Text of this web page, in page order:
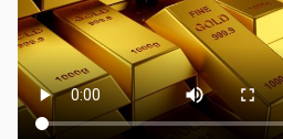
Giáo dục
Về chúng tôi
Tiếng Việt